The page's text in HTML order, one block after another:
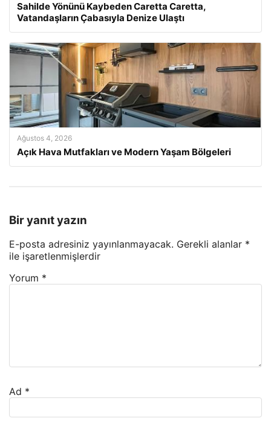
Sahilde Yönünü Kaybeden Caretta Caretta,
Vatandaşların Çabasıyla Denize Ulaştı
Ağustos 4, 2026
Açık Hava Mutfakları ve Modern Yaşam Bölgeleri
Bir yanıt yazın
E-posta adresiniz yayınlanmayacak. Gerekli alanlar *
ile işaretlenmişlerdir
Yorum *
Ad *